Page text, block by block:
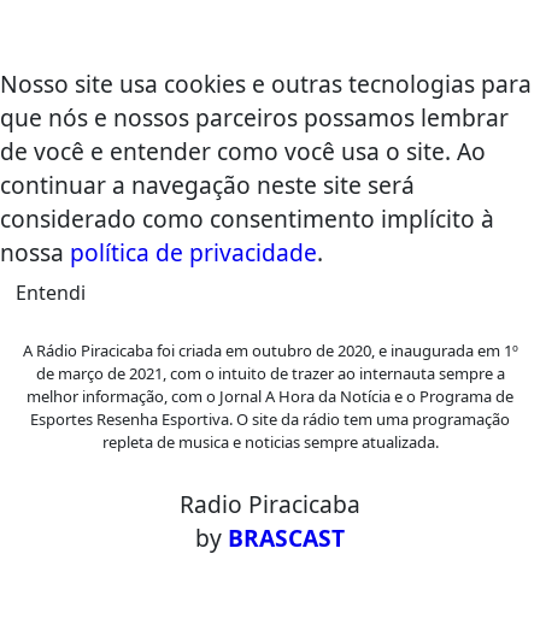
Nosso site usa cookies e outras tecnologias para
que nós e nossos parceiros possamos lembrar
de você e entender como você usa o site. Ao
continuar a navegação neste site será
considerado como consentimento implícito à
nossa política de privacidade.
Entendi
A Rádio Piracicaba foi criada em outubro de 2020, e inaugurada em 1º
de março de 2021, com o intuito de trazer ao internauta sempre a
melhor informação, com o Jornal A Hora da Notícia e o Programa de
Esportes Resenha Esportiva. O site da rádio tem uma programação
repleta de musica e noticias sempre atualizada.
Radio Piracicaba
by BRASCAST